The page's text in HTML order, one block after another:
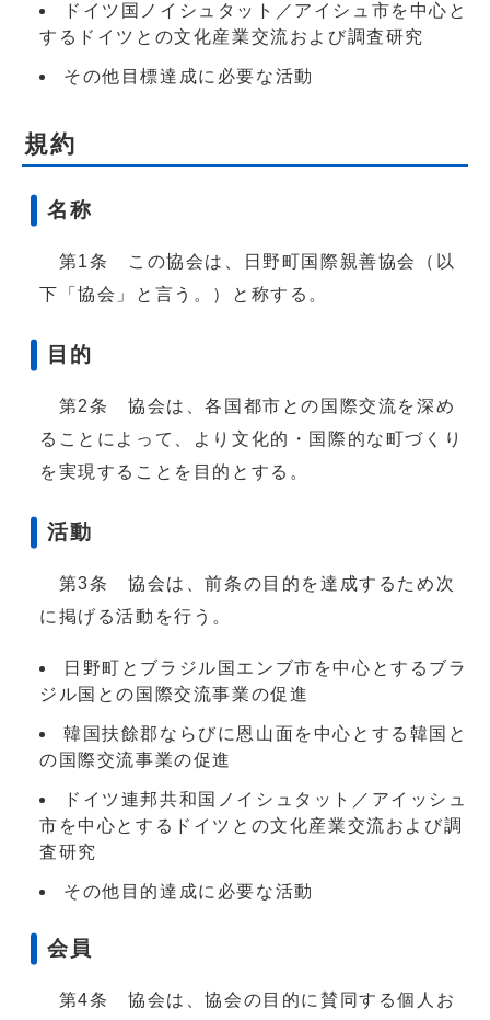
ドイツ国ノイシュタット／アイシュ市を中心と
するドイツとの文化産業交流および調査研究
その他目標達成に必要な活動
規約
名称
第1条 この協会は、日野町国際親善協会（以
下「協会」と言う。）と称する。
目的
第2条 協会は、各国都市との国際交流を深め
ることによって、より文化的・国際的な町づくり
を実現することを目的とする。
活動
第3条 協会は、前条の目的を達成するため次
に掲げる活動を行う。
日野町とブラジル国エンブ市を中心とするブラ
ジル国との国際交流事業の促進
韓国扶餘郡ならびに恩山面を中心とする韓国と
の国際交流事業の促進
ドイツ連邦共和国ノイシュタット／アイッシュ
市を中心とするドイツとの文化産業交流および調
査研究
その他目的達成に必要な活動
会員
第4条 協会は、協会の目的に賛同する個人お